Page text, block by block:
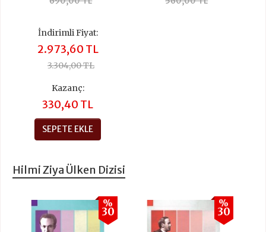
İndirimli Fiyat:
2.973,60 TL
3.304,00 TL
Kazanç:
330,40 TL
SEPETE EKLE
Hilmi Ziya Ülken Dizisi
%
30
%
30